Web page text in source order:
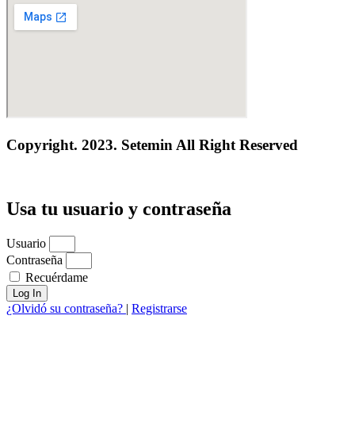
Copyright. 2023. Setemin All Right Reserved
Usa tu usuario y contraseña
Usuario
Contraseña
Recuérdame
Log In
¿Olvidó su contraseña? | Registrarse